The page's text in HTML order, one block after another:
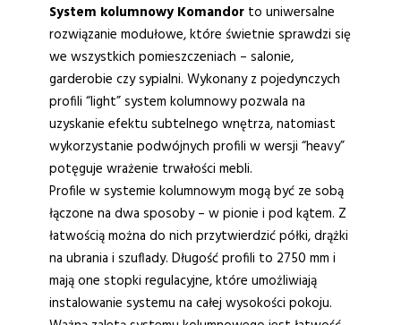
System kolumnowy Komandor to uniwersalne
rozwiązanie modułowe, które świetnie sprawdzi się
we wszystkich pomieszczeniach – salonie,
garderobie czy sypialni. Wykonany z pojedynczych
profili “light” system kolumnowy pozwala na
uzyskanie efektu subtelnego wnętrza, natomiast
wykorzystanie podwójnych profili w wersji “heavy”
potęguje wrażenie trwałości mebli.
Profile w systemie kolumnowym mogą być ze sobą
łączone na dwa sposoby – w pionie i pod kątem. Z
łatwością można do nich przytwierdzić półki, drążki
na ubrania i szuflady. Długość profili to 2750 mm i
mają one stopki regulacyjne, które umożliwiają
instalowanie systemu na całej wysokości pokoju.